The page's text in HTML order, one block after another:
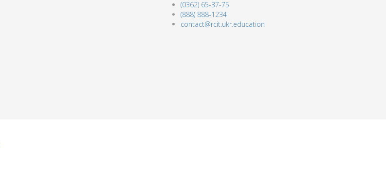
(0362) 65-37-75
(888) 888-1234
contact@rcit.ukr.education